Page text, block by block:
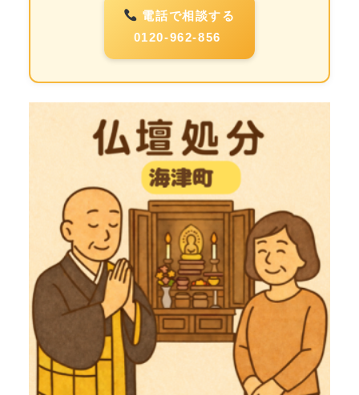
電話で相談する
0120-962-856